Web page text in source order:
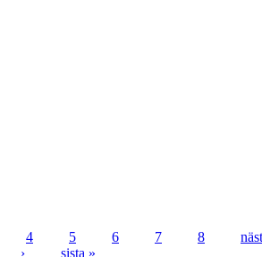
4 5 6 7 8
›
sista »